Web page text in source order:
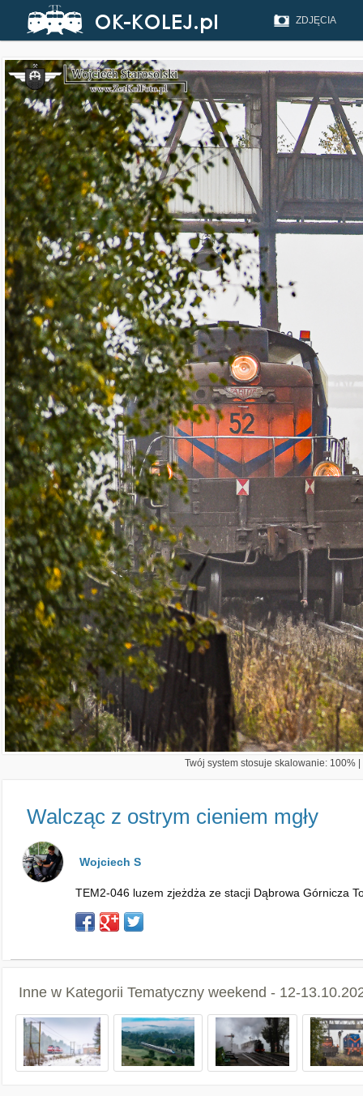
ZDJĘCIA
Twój system stosuje skalowanie: 100%
Walcząc z ostrym cieniem mgły
Wojciech S
TEM2-046 luzem zjeżdża ze stacji Dąbrowa Górnicza
Inne w Kategorii Tematyczny weekend - 12-